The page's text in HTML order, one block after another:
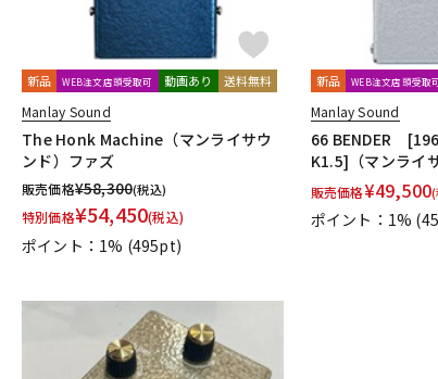
中古 ヴィ
新品 WEB注文店頭受取可 動画あり 送料無料
Manlay Sound
The Honk Machine（マンライサウ
ンド）ファズ
販売価格¥58,300(税込)
特別価格¥54,450(税込)
ポイント：1% (495pt)
新品 WEB注文店頭受取
Manlay Sound
66 BENDER
K1.5]（マンライ
販売価格¥49,500
ポイント：1%